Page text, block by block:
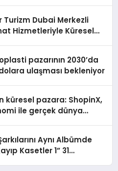
Turizm Dubai Merkezli
Hizmetleriyle Küresel
pazarının 2030’da
ulaşması bekleniyor
küresel pazara: ShopinX,
ile gerçek dünya
Aynı Albümde
Kasetler 1” 31